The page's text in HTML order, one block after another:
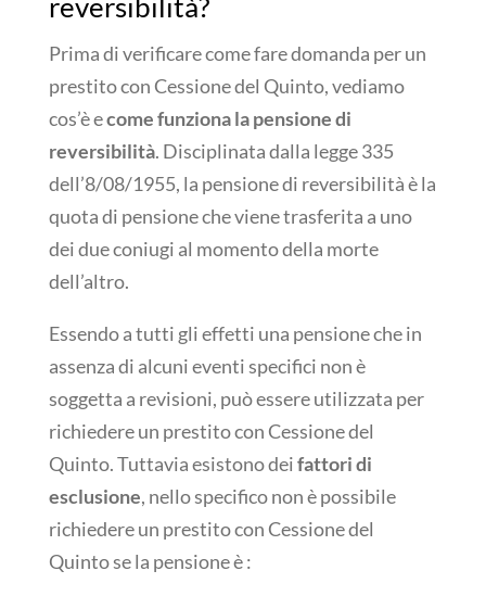
Prima di verificare come fare domanda per un
prestito con Cessione del Quinto, vediamo
cos’è ecome funziona la pensione di
reversibilità. Disciplinata dalla legge 335
dell’8/08/1955, la pensione di reversibilità è la
quota di pensione che viene trasferita a uno
dei due coniugi al momento della morte
dell’altro.
Essendo a tutti gli effetti una pensione che in
assenza di alcuni eventi specifici non è
soggetta a revisioni, può essere utilizzata per
richiedere un prestito con Cessione del
Quinto. Tuttavia esistono deifattori di
esclusione, nello specifico non è possibile
richiedere un prestito con Cessione del
Quinto se la pensione è :